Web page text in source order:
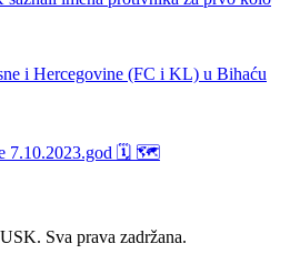
i Hercegovine (FC i KL) u Bihaću
7.10.2023.god 🗓 🗺
Sva prava zadržana.